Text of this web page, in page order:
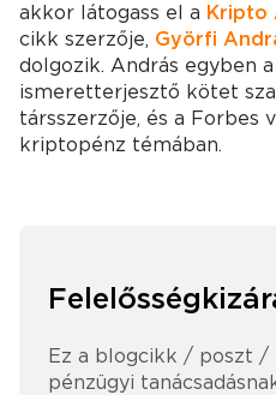
akkor látogass el a Kripto
cikk szerzője, Györfi
dolgozik. András egyben a
ismeretterjesztő kötet
társszerzője, és a Forbes
kriptopénz témában.
Ez a blogcikk / poszt /
pénzügyi